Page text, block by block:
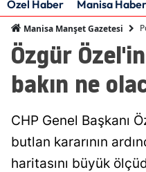
Özel Haber Manisa
Manisa Manşet Gazetesi
Özgür
bakın ne
CHP Genel Başkanı
butlan kararının
haritasını büyük